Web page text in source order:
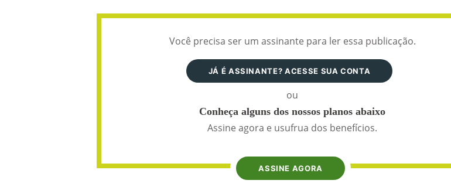
Você precisa ser um assinante para ler essa publicação.
JÁ É ASSINANTE? ACESSE SUA CONTA
ou
Conheça alguns dos nossos planos abaixo
Assine agora e usufrua dos benefícios.
ASSINE AGORA